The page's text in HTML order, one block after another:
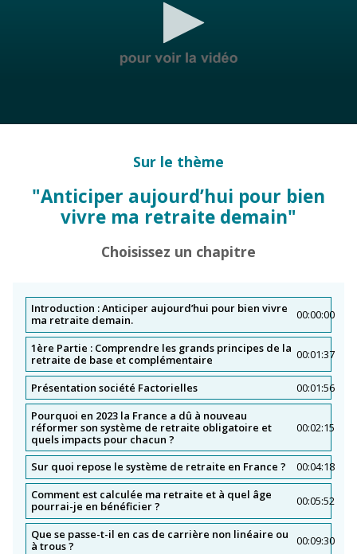
Comment organiser mon patrimoine en fonction de ma
0
Sur le thème
"Anticiper aujourd’hui pour bien
vivre ma retraite demain"
Choisissez un chapitre
Introduction : Anticiper aujourd’hui pour bien vivre
ma retraite demain.
00:00:00
1ère Partie : Comprendre les grands principes de la
retraite de base et complémentaire
00:01:37
Présentation société Factorielles
00:01:56
Pourquoi en 2023 la France a dû à nouveau
réformer son système de retraite obligatoire et
quels impacts pour chacun ?
00:02:15
Sur quoi repose le système de retraite en France ?
00:04:18
Comment est calculée ma retraite et à quel âge
pourrai-je en bénéficier ?
00:05:52
Que se passe-t-il en cas de carrière non linéaire ou
à trous ?
00:09:30